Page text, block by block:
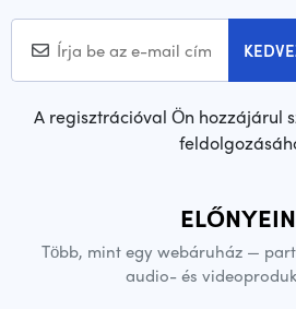
A regisztrációval Ön hozzájárul
Több, mint egy webáruház —
audio- és